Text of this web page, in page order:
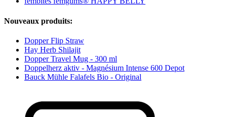
Nouveaux produits:
Dopper Flip Straw
Hay Herb Shilajit
Dopper Travel Mug - 300 ml
Doppelherz aktiv - Magnésium Intense 600 Depot
Bauck Mühle Falafels Bio - Original